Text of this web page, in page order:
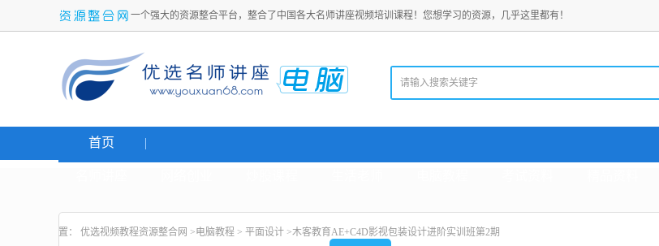
一个强大的资源整合平台，整合了中国各大名师讲座视频培训课程！您想学习的资源，几乎这里都有！
首页
置： 优选视频教程资源整合网 >电脑教程 > 平面设计 >木客教育AE+C4D影视包装设计进阶实训班第2期